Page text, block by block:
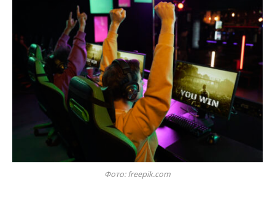
Фото: freepik.com